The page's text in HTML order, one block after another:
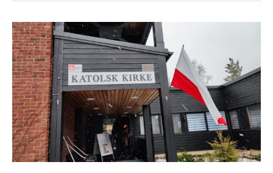
Mały
projekt
Polaków
za
granicą.
Polonijny
konkurs
regrantingowy
2022